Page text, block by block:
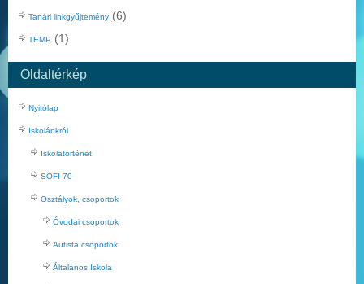
Tanári linkgyűjtemény (6)
TEMP (1)
Oldaltérkép
Nyitólap
Iskolánkról
Iskolatörténet
SOFI 70
Osztályok, csoportok
Óvodai csoportok
Autista csoportok
Általános Iskola